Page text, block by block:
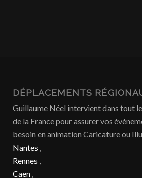
DÉPLACEMENTS
Guillaume Néel intervient dans tout
de la France pour assurer vos
besoin en animation Caricature ou
Nantes
Rennes
Caen,